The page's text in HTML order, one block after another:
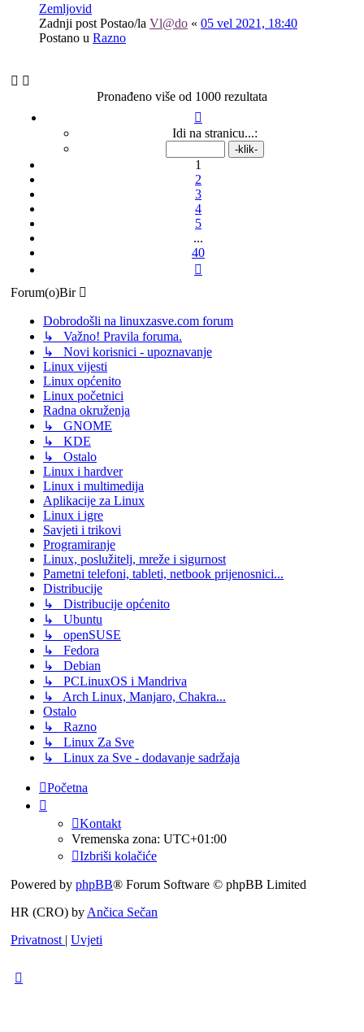
Zemljovid
Zadnji post Postao/la Vl@do « 05 vel 2021, 18:40
Postano u Razno
Pronađeno više od 1000 rezultata
1/40.
Idi na stranicu...:
1
2
3
4
5
...
40
Forum(o)Bir
Dobrodošli na linuxzasve.com forum
↳ Važno! Pravila foruma.
↳ Novi korisnici - upoznavanje
Linux vijesti
Linux općenito
Linux početnici
Radna okruženja
↳ GNOME
↳ KDE
↳ Ostalo
Linux i hardver
Linux i multimedija
Aplikacije za Linux
Linux i igre
Savjeti i trikovi
Programiranje
Linux, poslužitelj, mreže i sigurnost
Pametni telefoni, tableti, netbook prijenosnici...
Distribucije
↳ Distribucije općenito
↳ Ubuntu
↳ openSUSE
↳ Fedora
↳ Debian
↳ PCLinuxOS i Mandriva
↳ Arch Linux, Manjaro, Chakra...
Ostalo
↳ Razno
↳ Linux Za Sve
↳ Linux za Sve - dodavanje sadržaja
Početna
Kontakt
Vremenska zona: UTC+01:00
Izbriši kolačiće
Powered by phpBB® Forum Software © phpBB Limited
HR (CRO) by Ančica Sečan
Privatnost | Uvjeti